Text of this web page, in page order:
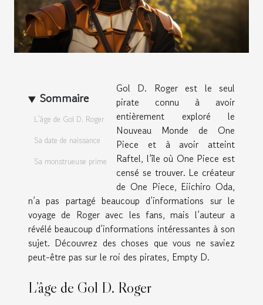
Sommaire
L’âge de Gol D. Roger
Sa date de naissance
Sa monstrueuse prime
Gol D. Roger est le seul
pirate connu à avoir
entièrement exploré le
Nouveau Monde de One
Piece et à avoir atteint
Raftel, l’île où One Piece est
censé se trouver. Le créateur
de One Piece, Eiichiro Oda,
n’a pas partagé beaucoup d’informations sur le
voyage de Roger avec les fans, mais l’auteur a
révélé beaucoup d’informations intéressantes à son
sujet. Découvrez des choses que vous ne saviez
peut-être pas sur le roi des pirates, Empty D.
L’âge de Gol D. Roger